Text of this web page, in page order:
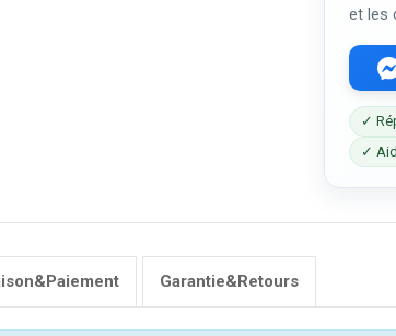
et les
✓
✓
Garantie&Retours